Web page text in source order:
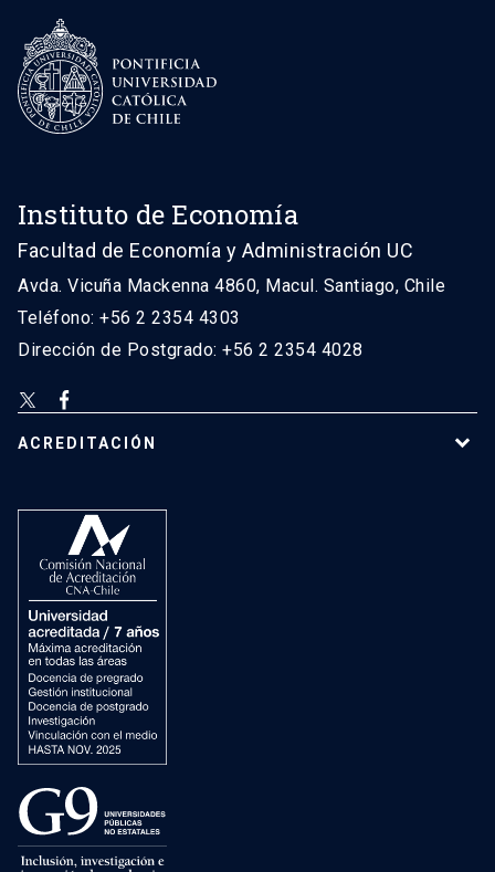
Instituto de Economía
Facultad de Economía y Administración UC
Avda. Vicuña Mackenna 4860, Macul. Santiago, Chile
Teléfono: +56 2 2354 4303
Dirección de Postgrado: +56 2 2354 4028
ACREDITACIÓN